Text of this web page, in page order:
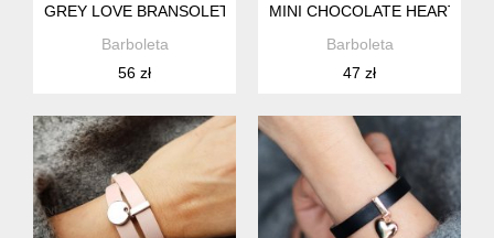
GREY LOVE BRANSOLETKA SKÓRZANA
Barboleta
56 zł
MINI CHOCOLATE HEART
Barboleta
47 zł